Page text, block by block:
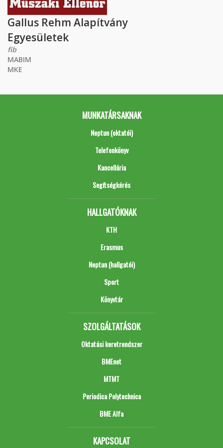
Gallus Rehm Alapítvány
Egyesületek
fib
MABIM
MKE
MUNKATÁRSAKNAK
Neptun (oktatói)
Telefonkönyv
Kancellária
Segítségkérés
HALLGATÓKNAK
KTH
Erasmus
Neptun (hallgatói)
Sport
Könyvtár
SZOLGÁLTATÁSOK
Oktatási keretrendszer
BMEnet
MTMT
Periodica Polytechnica
BME Alfa
KAPCSOLAT